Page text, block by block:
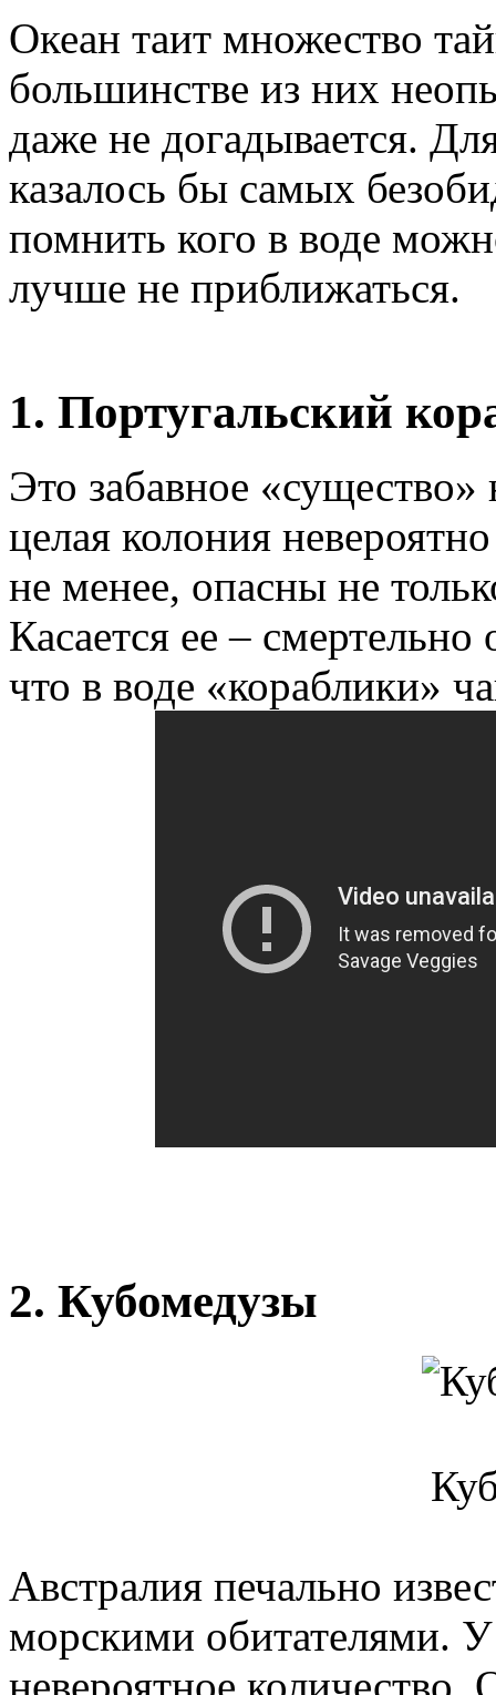
Океан таит множество
большинстве из них
даже не догадывается.
казалось бы самых
помнить кого в воде
лучше не приближаться.
1. Португальский
Это забавное
целая колония
не менее, опасны не
Касается ее –
что в воде «кораблики»
2. Кубомедузы
Австралия печально
морскими обитателями. У
невероятное